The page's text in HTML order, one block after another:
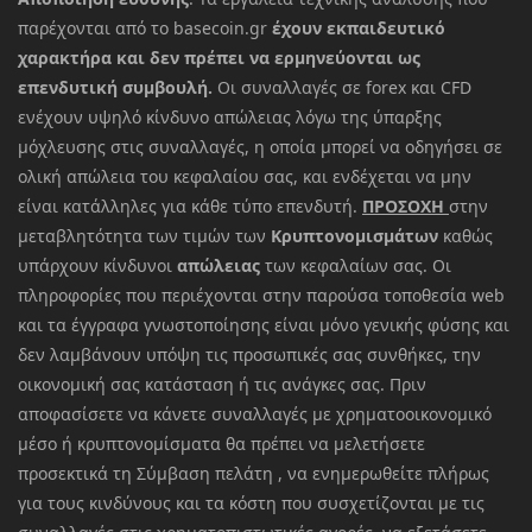
παρέχονται από το basecoin.gr έχουν εκπαιδευτικό
χαρακτήρα και δεν πρέπει να ερμηνεύονται ως
επενδυτική συμβουλή. Οι συναλλαγές σε forex και CFD
ενέχουν υψηλό κίνδυνο απώλειας λόγω της ύπαρξης
μόχλευσης στις συναλλαγές, η οποία μπορεί να οδηγήσει σε
ολική απώλεια του κεφαλαίου σας, και ενδέχεται να μην
είναι κατάλληλες για κάθε τύπο επενδυτή. ΠΡΟΣΟΧΗ στην
μεταβλητότητα των τιμών των Κρυπτονομισμάτων καθώς
υπάρχουν κίνδυνοι απώλειας των κεφαλαίων σας. Οι
πληροφορίες που περιέχονται στην παρούσα τοποθεσία web
και τα έγγραφα γνωστοποίησης είναι μόνο γενικής φύσης και
δεν λαμβάνουν υπόψη τις προσωπικές σας συνθήκες, την
οικονομική σας κατάσταση ή τις ανάγκες σας. Πριν
αποφασίσετε να κάνετε συναλλαγές με χρηματοοικονομικό
μέσο ή κρυπτονομίσματα θα πρέπει να μελετήσετε
προσεκτικά τη Σύμβαση πελάτη , να ενημερωθείτε πλήρως
για τους κινδύνους και τα κόστη που συσχετίζονται με τις